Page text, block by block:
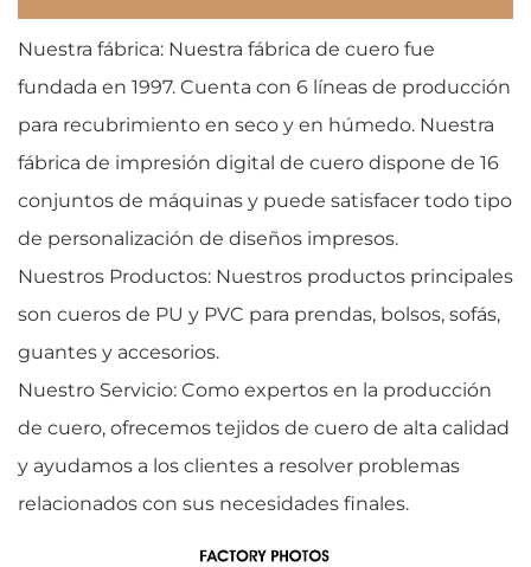
Nuestra fábrica: Nuestra fábrica de cuero fue
fundada en 1997. Cuenta con 6 líneas de producción
para recubrimiento en seco y en húmedo. Nuestra
fábrica de impresión digital de cuero dispone de 16
conjuntos de máquinas y puede satisfacer todo tipo
de personalización de diseños impresos.
Nuestros Productos: Nuestros productos principales
son cueros de PU y PVC para prendas, bolsos, sofás,
guantes y accesorios.
Nuestro Servicio: Como expertos en la producción
de cuero, ofrecemos tejidos de cuero de alta calidad
y ayudamos a los clientes a resolver problemas
relacionados con sus necesidades finales.